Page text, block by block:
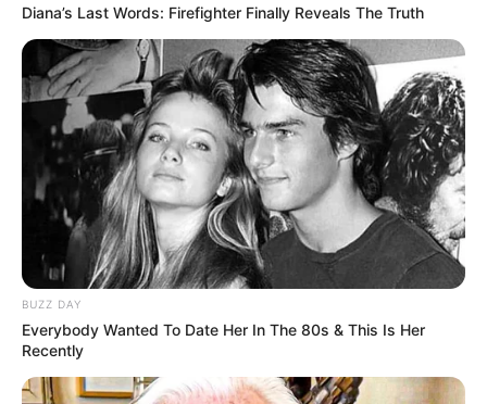
Diana’s Last Words: Firefighter Finally Reveals The Truth
BUZZ DAY
Everybody Wanted To Date Her In The 80s & This Is Her
Recently